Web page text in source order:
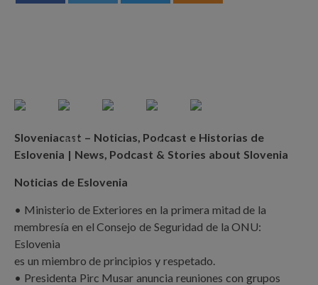
Sloveniacast – Noticias, Podcast e Historias de
Eslovenia | News, Podcast & Stories about Slovenia
Noticias de Eslovenia
• Ministerio de Exteriores en la primera mitad de la
membresía en el Consejo de Seguridad de la ONU:
Eslovenia
es un miembro de principios y respetado.
• Presidenta Pirc Musar anuncia reuniones con grupos